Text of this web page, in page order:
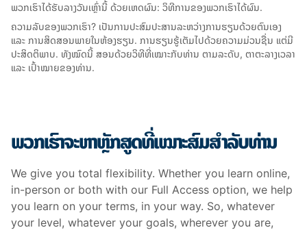
ພວກເຮົາໄດ້ຮັບລາງວັນເຫຼົ່ານີ້ ດ້ວຍເຫດຜົນ: ວິທີການຂອງພວກເຮົາໄດ້ຜົນ.
ຄວາມລັບຂອງພວກເຮົາ? ເປັນການປະສົມປະສານລະຫວ່າງການຮຽນດ້ວຍຕົນເອງ
ແລະ ການສິດສອນພາຍໃນຫ້ອງຮຽນ. ການຮຽນຮູ້ເຕັມໄປດ້ວຍຄວາມມ່ວນຊື່ນ ແຕ່ມີ
ປະສິດຕິພາບ. ທັງໝົດນີ້ ສອນດ້ວຍວິທີທີ່ເໝາະກັບທ່ານ ຕາມລະດັບ, ຕາຕະລາງເວລາ
ແລະ ເປົ້າໝາຍຂອງທ່ານ.
ພວກເຮົາຈະຫາຫຼັກສູດທີ່ເໝາະສົມສຳລັບທ່ານ
We give you total flexibility. Whether you learn online,
in-person or both with our Full Access option, we help
you learn on your terms, in your way. So, whatever
your level, whatever your goals, wherever you are,